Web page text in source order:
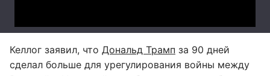
Келлог заявил, что Дональд Трамп за 90 дней
сделал больше для урегулирования войны между